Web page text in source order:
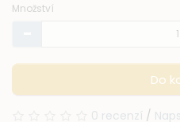
Množství
Do
0 recenzí /